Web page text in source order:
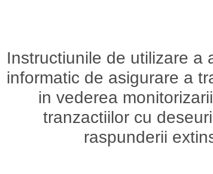
Instructiunile de utilizare a
informatic de asigurare a
in vederea
tranzactiilor cu
raspunderii